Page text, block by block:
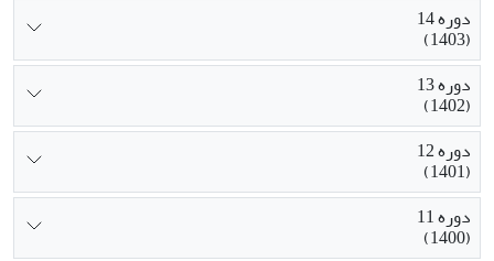
دوره 14
(1403)
دوره 13
(1402)
دوره 12
(1401)
دوره 11
(1400)